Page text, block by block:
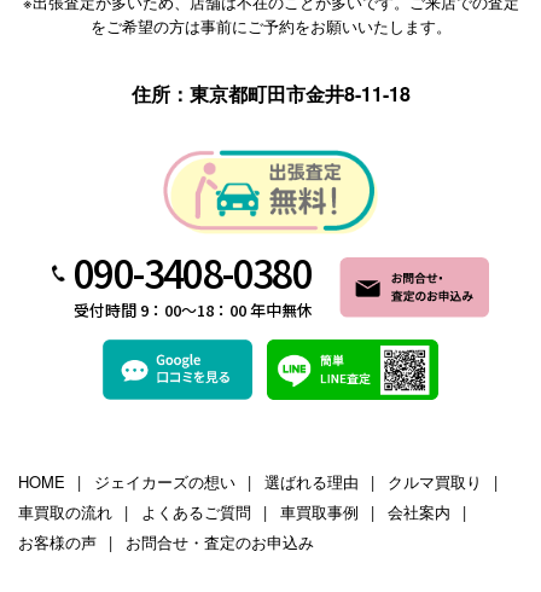
をご希望の方は事前にご予約をお願いいたします。
住所：東京都町田市金井8-11-18
090-3408-0380
受付時間 9：00～18：00 年中無休
HOME ジェイカーズの想い 選ばれる理由
クルマ買取り
車買取の流れ
よくあるご質問 車買取事例
会社案内
お客様の声
お問合せ・査定のお申込み